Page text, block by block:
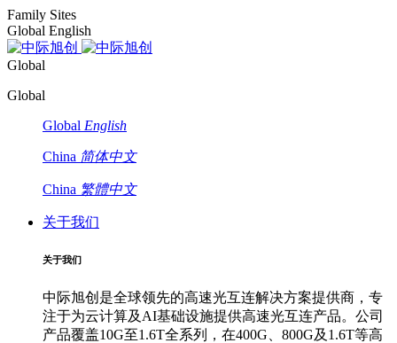
Family Sites
Global English
Global
Global
Global English
China 简体中文
China 繁體中文
关于我们
关于我们
中际旭创是全球领先的高速光互连解决方案提供商，专
注于为云计算及AI基础设施提供高速光互连产品。公司
产品覆盖10G至1.6T全系列，在400G、800G及1.6T等高